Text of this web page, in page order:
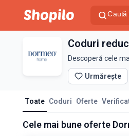
Coduri
Descoperă cele
Urmărește
Toate Coduri Oferte
Cele mai bune oferte